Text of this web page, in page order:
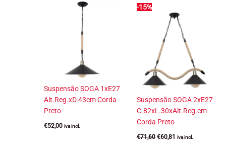
Suspensão SOGA 1xE27
Alt.Reg.xD.43cm Corda
Preto
€52,00 iva incl.
-15%
Suspensão SOGA 2xE27
C.82xL.30xAlt.Reg.cm
Corda Preto
€71,60 O
€60,81 Oiva incl.